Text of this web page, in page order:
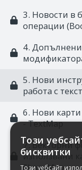
3. Новости в
операции
4.
5. Нови
работа с
6. Нови
- TextMap
7. Векторни
използвани
ShapeMap
Този
бисквитки
Този уебсайт